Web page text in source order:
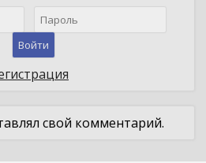
Войти
свой комментарий.